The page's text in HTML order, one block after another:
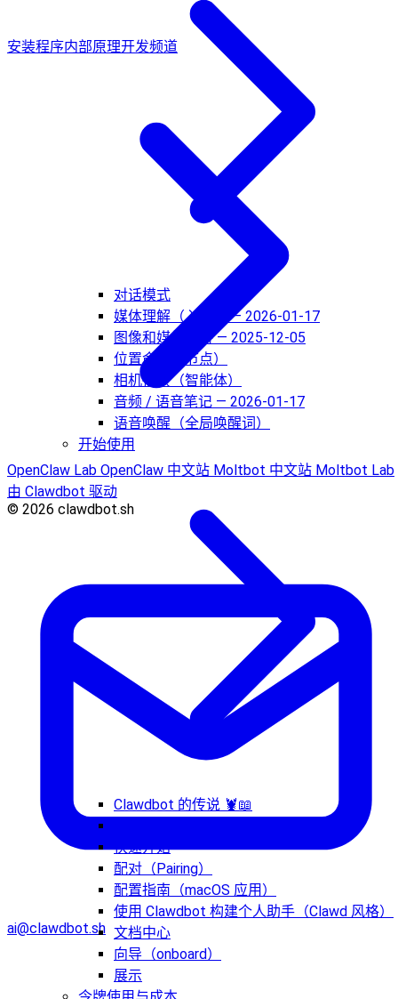
对话模式
媒体理解（入站） — 2026-01-17
图像和媒体支持 — 2025-12-05
位置命令（节点）
相机捕获（智能体）
音频 / 语音笔记 — 2026-01-17
语音唤醒（全局唤醒词）
开始使用
Clawdbot 的传说 🦞📖
快速开始
配对（Pairing）
配置指南（macOS 应用）
使用 Clawdbot 构建个人助手（Clawd 风格）
文档中心
向导（onboard）
展示
安装程序内部原理开发频道
OpenClaw Lab OpenClaw 中文站 Moltbot 中文站 Moltbot Lab
由 Clawdbot 驱动
© 2026 clawdbot.sh
ai@clawdbot.sh